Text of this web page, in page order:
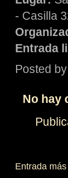
- Casilla
Entrada
Posted by
No hay
Entrada